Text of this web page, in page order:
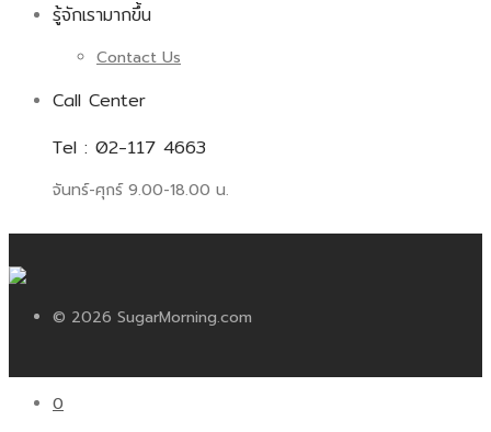
รู้จักเรามากขึ้น
Contact Us
Call Center
Tel : 02-117 4663
จันทร์-ศุกร์ 9.00-18.00 น.
© 2026 SugarMorning.com
0